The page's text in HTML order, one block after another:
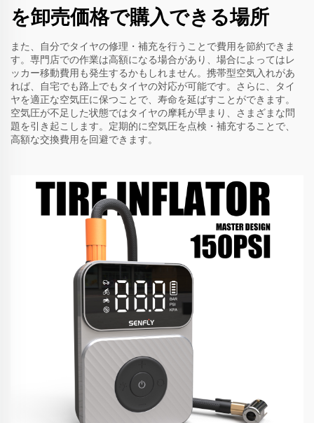
を卸売価格で購入できる場所
また、自分でタイヤの修理・補充を行うことで費用を節約できま
す。専門店での作業は高額になる場合があり、場合によってはレ
ッカー移動費用も発生するかもしれません。携帯型空気入れがあ
れば、自宅でも路上でもタイヤの対応が可能です。さらに、タイ
ヤを適正な空気圧に保つことで、寿命を延ばすことができます。
空気圧が不足した状態ではタイヤの摩耗が早まり、さまざまな問
題を引き起こします。定期的に空気圧を点検・補充することで、
高額な交換費用を回避できます。